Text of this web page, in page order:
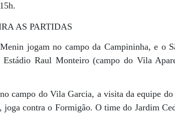
AS PARTIDAS
jogam no campo da Campininha, e o
Raul Monteiro (campo do Vila
campo do Vila Garcia, a visita da equipe do
contra o Formigão. O time do Jardim